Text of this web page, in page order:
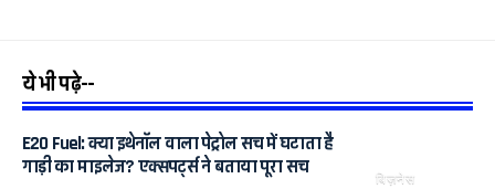
ये भी पढ़े--
बिज़नेस
E20 Fuel: क्या इथेनॉल वाला पेट्रोल सच में घटाता है
गाड़ी का माइलेज? एक्सपर्ट्स ने बताया पूरा सच